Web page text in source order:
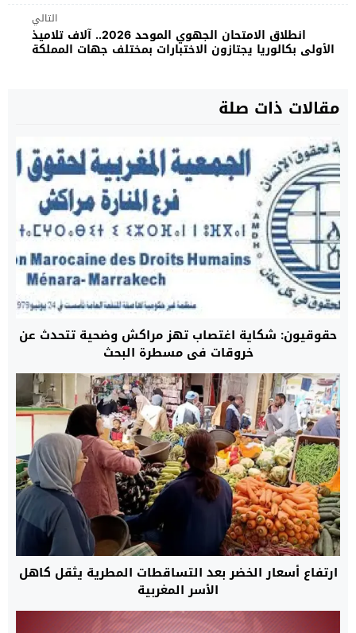
التالي
انطلاق الامتحان الجهوي الموحد 2026.. آلاف تلاميذ
الأولى بكالوريا يجتازون الاختبارات بمختلف جهات المملكة
مقالات ذات صلة
حقوقيون: شكاية اغتصاب تهز مراكش وضحية تتحدث عن
خروقات في مسطرة البحث
ارتفاع أسعار الخضر بعد التساقطات المطرية يثقل كاهل
الأسر المغربية